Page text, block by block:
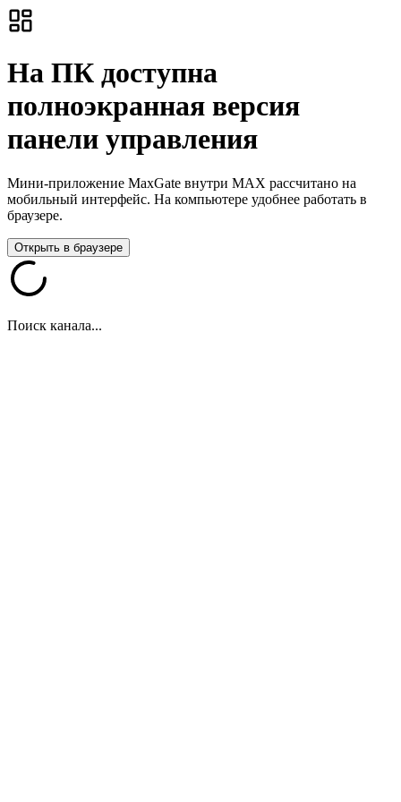
На ПК доступна
полноэкранная версия
панели управления
Мини-приложение MaxGate внутри MAX рассчитано на
мобильный интерфейс. На компьютере удобнее работать в
браузере.
Открыть в браузере
Поиск канала...